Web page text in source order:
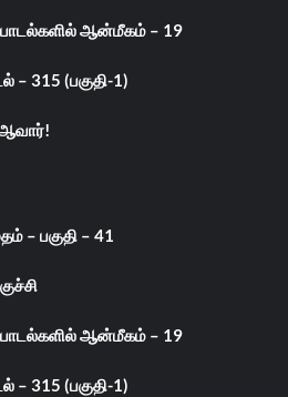
ஆன்மீகம் – 19
– 315 (பகுதி-1)
ஆவார்!
– பகுதி – 41
ஆன்மீகம் – 19
– 315 (பகுதி-1)